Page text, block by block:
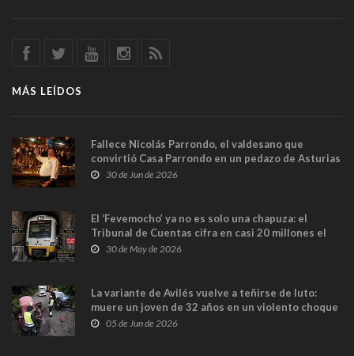
MÁS LEÍDOS
Fallece Nicolás Parrondo, el valdesano que
convirtió Casa Parrondo en un pedazo de Asturias
en Madrid
30 de Jun de 2026
El ‘Fevemocho’ ya no es solo una chapuza: el
Tribunal de Cuentas cifra en casi 20 millones el
sobrecoste de los trenes que no cabían por los
30 de May de 2026
La variante de Avilés vuelve a teñirse de luto:
muere un joven de 32 años en un violento choque
frontal
05 de Jun de 2026